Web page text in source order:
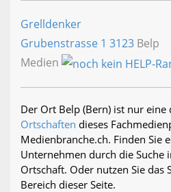
Grelldenker
Grubenstrasse 1 3123 Belp
Medien
Der Ort Belp (Bern) ist nur eine
Ortschaften dieses
Medienbranche.ch. Finden Sie
Unternehmen durch die Suche
Ortschaft. Oder nutzen Sie das
Bereich dieser Seite.